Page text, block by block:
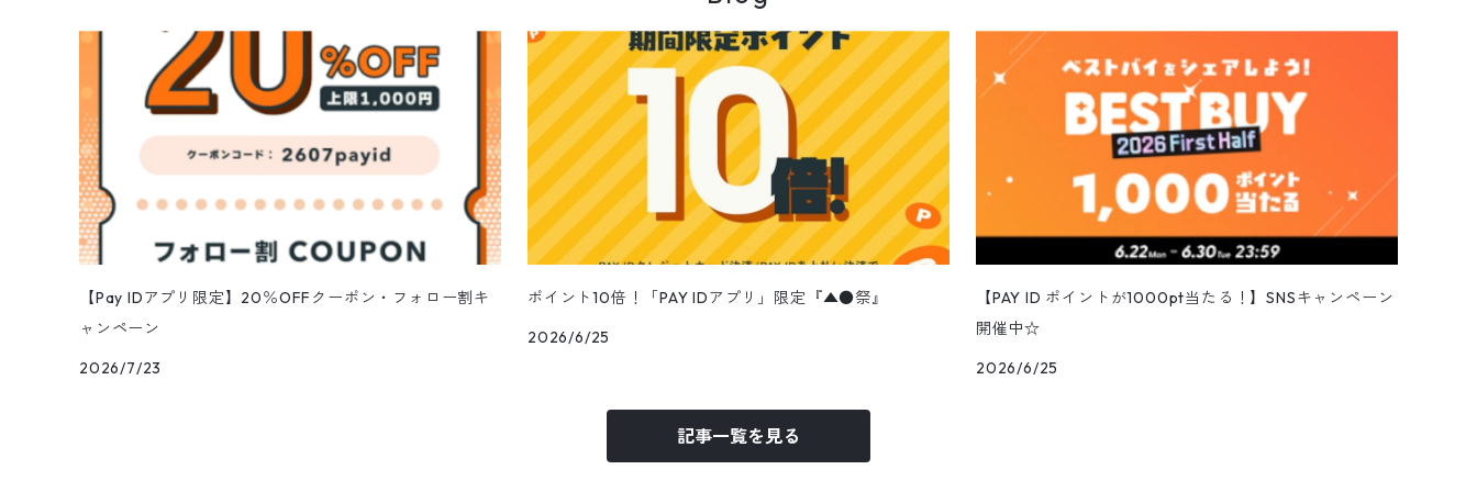
【Pay IDアプリ限定】20％OFFクーポン・フォロー割キ
ャンペーン
2026/7/23
ポイント10倍！「PAY IDアプリ」限定『▲●祭』
2026/6/25
【PAY ID ポイントが1000pt当たる！】SNSキャンペーン
開催中☆
2026/6/25
記事一覧を見る